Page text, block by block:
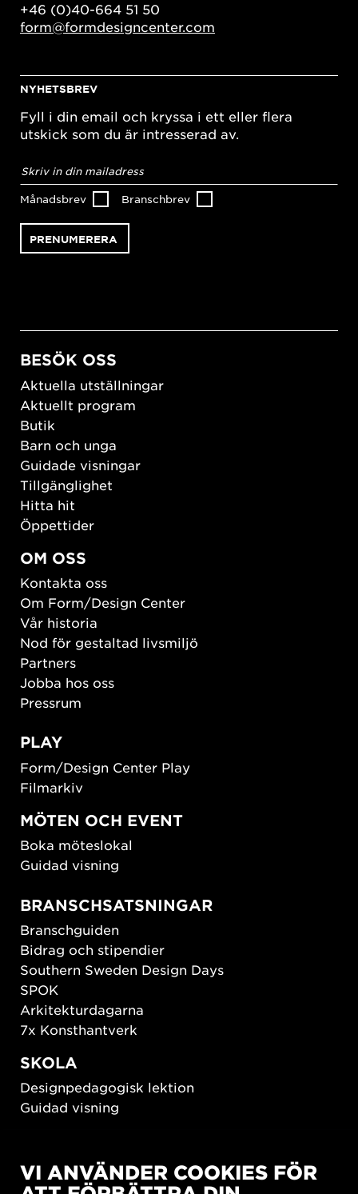
+46 (0)40-664 51 50
form@formdesigncenter.com
NYHETSBREV
Fyll i din email och kryssa i ett eller flera
utskick som du är intresserad av.
postadress*
Månadsbrev Branschbrev
BESÖK OSS
Aktuella utställningar
Aktuellt program
Butik
Barn och unga
Guidade visningar
Tillgänglighet
Hitta hit
Öppettider
OM OSS
Kontakta oss
Om Form/Design Center
Vår historia
Nod för gestaltad livsmiljö
Partners
Jobba hos oss
Pressrum
PLAY
Form/Design Center Play
Filmarkiv
MÖTEN OCH EVENT
Boka möteslokal
Guidad visning
BRANSCHSATSNINGAR
Branschguiden
Bidrag och stipendier
Southern Sweden Design Days
SPOK
Arkitekturdagarna
7x Konsthantverk
SKOLA
Designpedagogisk lektion
Guidad visning
New European Bauhaus
VI ANVÄNDER COOKIES FÖR